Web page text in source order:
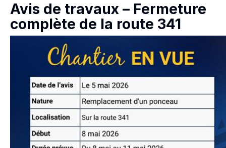
Avis de travaux – Fermeture
complète de la route 341